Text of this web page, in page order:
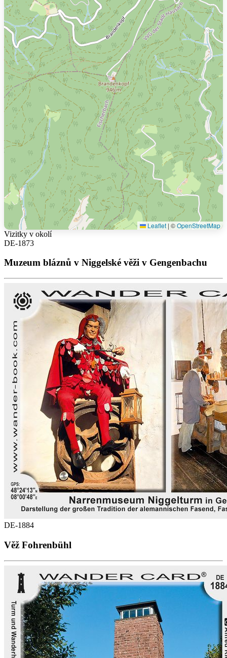
Leaflet | ©OpenStreetMap
Vizitky v okolí
DE-1873
Muzeum bláznů v Niggelské věži v Gengenbachu
DE-1884
Věž Fohrenbühl